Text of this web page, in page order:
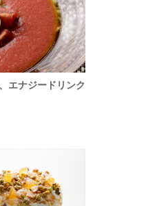
エナジードリンク